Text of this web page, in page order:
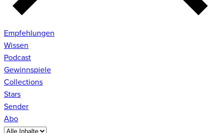
Empfehlungen
Wissen
Podcast
Gewinnspiele
Collections
Stars
Sender
Abo